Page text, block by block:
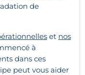
de
et nos
à
dans ces
peut vous aider